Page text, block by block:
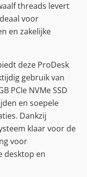
threads levert
voor
en zakelijke
deze ProDesk
gebruik van
PCIe NVMe SSD
en soepele
Dankzij
klaar voor de
voor
desktop en